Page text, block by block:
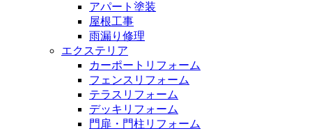
アパート塗装
屋根工事
雨漏り修理
エクステリア
カーポートリフォーム
フェンスリフォーム
テラスリフォーム
デッキリフォーム
門扉・門柱リフォーム